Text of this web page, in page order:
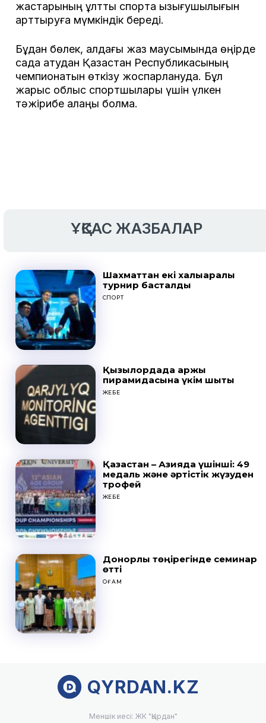
жастарының ұлттық спортқа қызығушылығын
арттыруға мүмкіндік береді.
Бұдан бөлек, алдағы жаз маусымында өңірде
садақ атудан Қазақстан Республикасының
чемпионатын өткізу жоспарлануда. Бұл
жарыс облыс спортшылары үшін үлкен
тәжірибе алаңы болмақ.
ҰҚСАС ЖАЗБАЛАР
Шахматтан екі халықаралық
турнир басталды
СПОРТ
Қызылордада қаржы
пирамидасына үкім шықты
ЖЕБЕ
Қазақстан – Азияда үшінші: 49
медаль және әртістік жүзуден
трофей
ЖЕБЕ
Донорлық төңірегінде семинар
өтті
ҚОҒАМ
QYRDAN.KZ
Меншік иесі: ЖК "Қырдан"